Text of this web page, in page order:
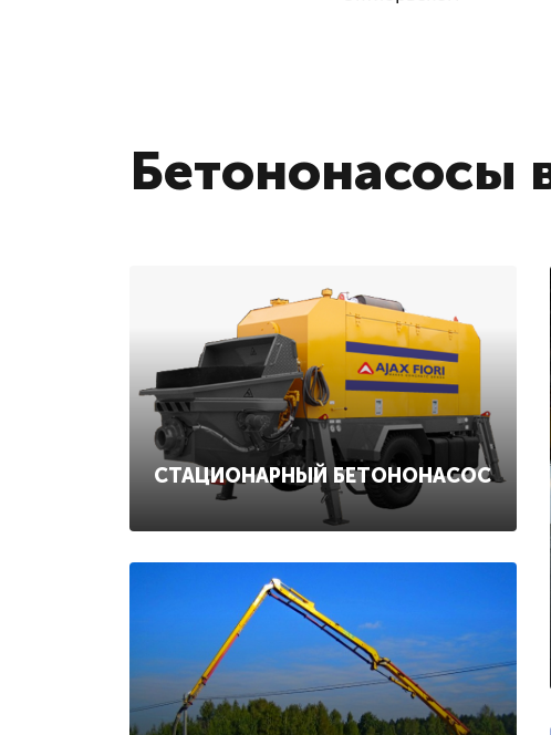
Бетононасосы
СТАЦИОНАРНЫЙ БЕТОНОНАСОС